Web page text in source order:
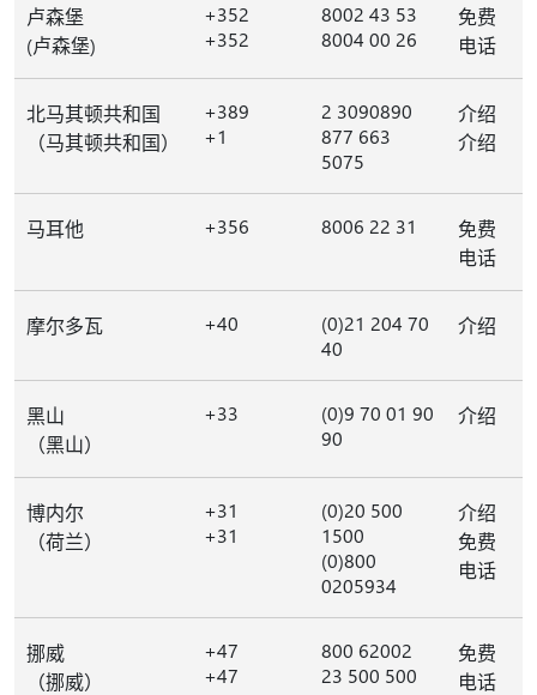
卢森堡
(卢森堡)
+352
+352
8002 43 53
8004 00 26
免费
电话
北马其顿共和国
（马其顿共和国）
+389
+1
2 3090890
877 663
5075
介绍
介绍
马耳他 +356 8006 22 31
免费
电话
摩尔多瓦 +40
(0)21 204 70
40
介绍
黑山
（黑山）
+33
(0)9 70 01 90
90
介绍
博内尔
（荷兰）
+31
+31
(0)20 500
1500
(0)800
0205934
介绍
免费
电话
挪威
（挪威）
+47
+47
800 62002
23 500 500
免费
电话